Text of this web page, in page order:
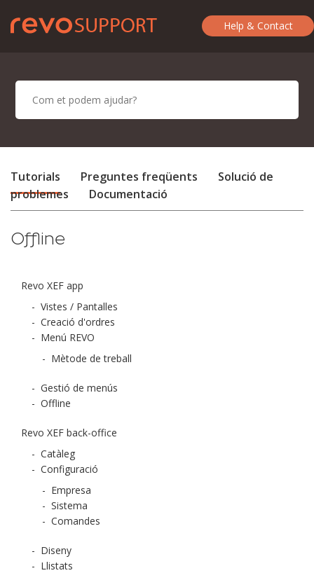
Help & Contact
Tutorials Preguntes freqüents
Solució de
problemes
Documentació
Offline
Revo XEF app
- Vistes / Pantalles
- Creació d'ordres
- Menú REVO
- Mètode de treball
- Gestió de menús
- Offline
Revo XEF back-office
- Catàleg
- Configuració
- Empresa
- Sistema
- Comandes
- Diseny
- Llistats